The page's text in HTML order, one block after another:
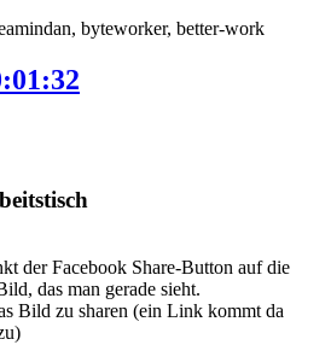
, byteworker, better-work
der Facebook Share-Button auf die
das man gerade sieht.
Bild zu sharen (ein Link kommt da